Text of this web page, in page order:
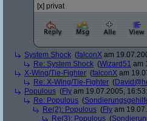
[x] privat
System Shock (falconX am
Re: System Shock (Wizard51 am
X-Wing/Tie-Fighter (falconX am
Re: X-Wing/Tie-Fighter (
Populous (Fly am 19.07.2005,
Re: Populous (
Re(2): Populous (Fly am
Re(3): Populous (